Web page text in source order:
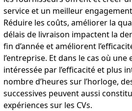
service et un meilleur
Réduire les coûts, améliorer la
délais de livraison impactent la
fin d’année et améliorent
l’entreprise. Et dans le cas où
intéressée par l’efficacité et plus
nombre d’heures sur l’horloge,
successives peuvent aussi
expériences sur les CVs.